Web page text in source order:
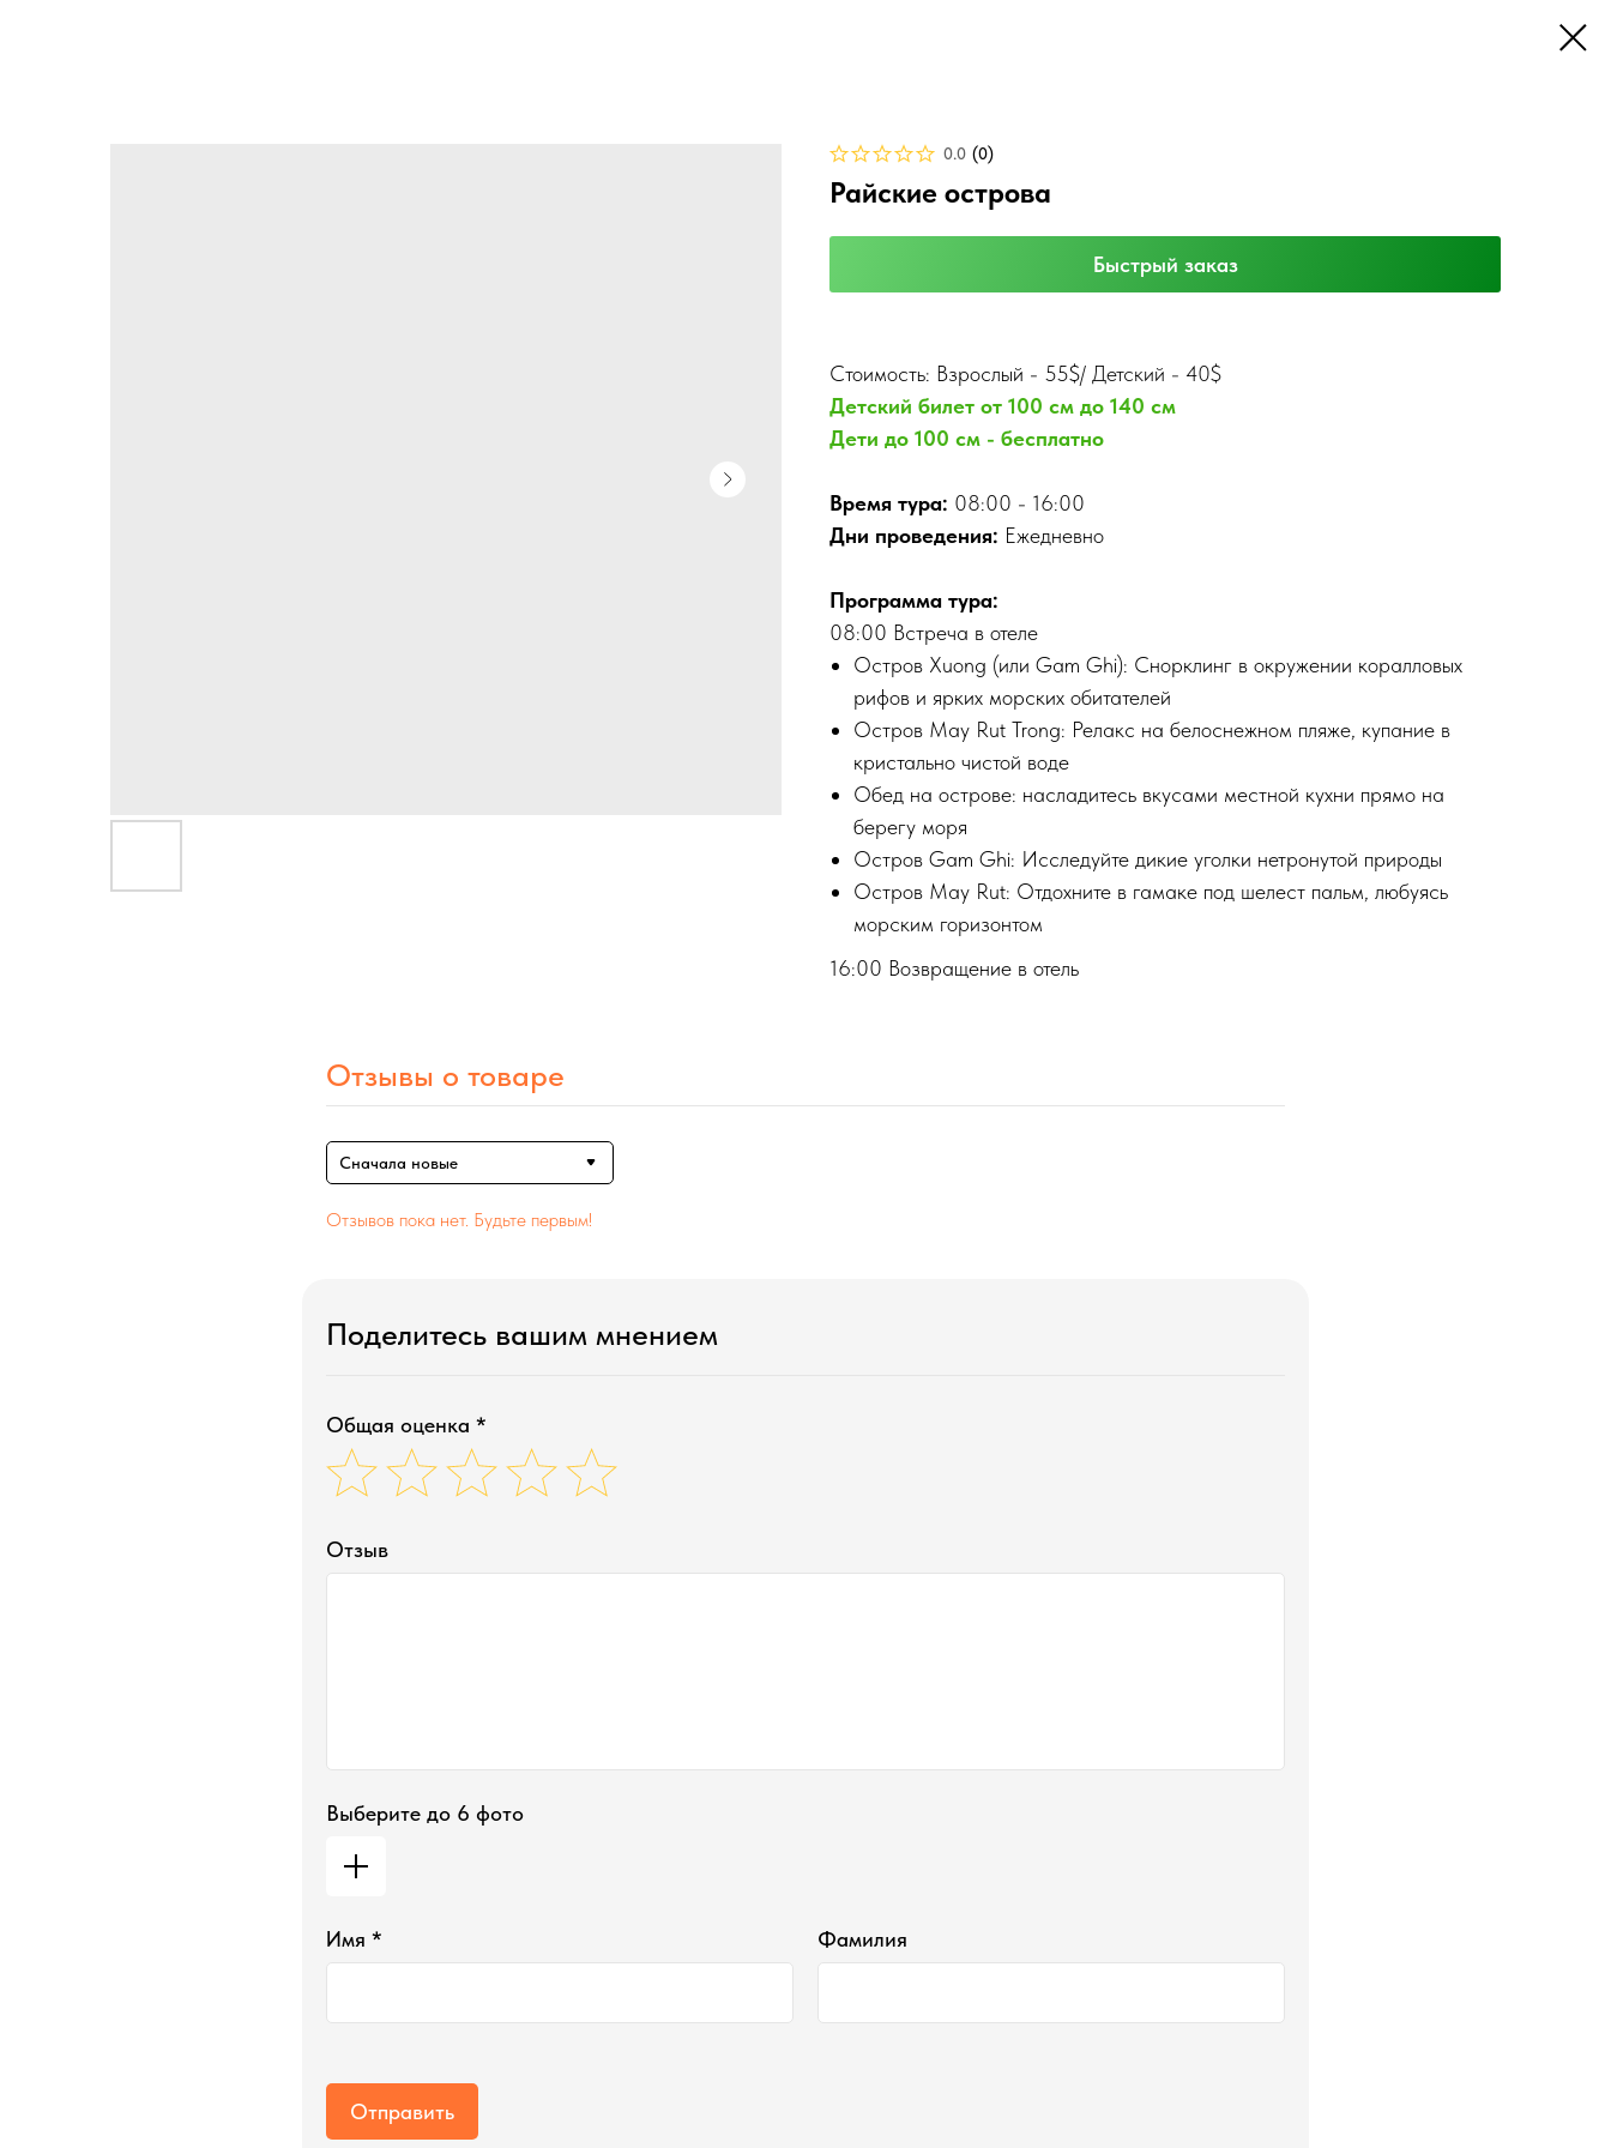
0.0 (0)
Райские острова
Быстрый заказ
Стоимость: Взрослый - 55$/ Детский - 40$
Детский билет от 100 см до 140 см
Дети до 100 см - бесплатно
Время тура: 08:00 - 16:00
Дни проведения: Ежедневно
Программа тура:
08:00 Встреча в отеле
Остров Xuong (или Gam Ghi): Снорклинг в окружении коралловых
рифов и ярких морских обитателей
Остров May Rut Trong: Релакс на белоснежном пляже, купание в
кристально чистой воде
Обед на острове: насладитесь вкусами местной кухни прямо на
берегу моря
Остров Gam Ghi: Исследуйте дикие уголки нетронутой природы
Остров May Rut: Отдохните в гамаке под шелест пальм, любуясь
морским горизонтом
16:00 Возвращение в отель
Отзывы о товаре
Сначала новые
Отзывов пока нет. Будьте первым!
Поделитесь вашим мнением
Общая оценка *
Отзыв
Выберите до 6 фото
Имя * Фамилия
Отправить